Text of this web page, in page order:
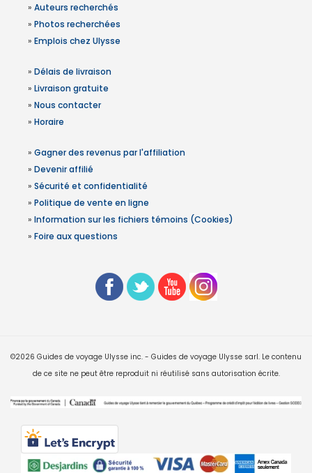
» Auteurs recherchés
» Photos recherchées
» Emplois chez Ulysse
» Délais de livraison
» Livraison gratuite
» Nous contacter
» Horaire
» Gagner des revenus par l'affiliation
» Devenir affilié
» Sécurité et confidentialité
» Politique de vente en ligne
» Information sur les fichiers témoins (Cookies)
» Foire aux questions
©2026 Guides de voyage Ulysse inc. - Guides de voyage Ulysse sarl. Le contenu
de ce site ne peut être reproduit ni réutilisé sans autorisation écrite.